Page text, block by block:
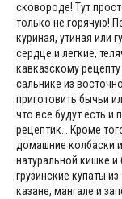
сковороде! Тут
только не горячую!
куриная, утиная или
сердце и легкие,
кавказскому
сальнике из
приготовить бычьи
что все будут есть
рецептик… Кроме
домашние колбаски
натуральной кишке
грузинские купаты
казане, мангале и